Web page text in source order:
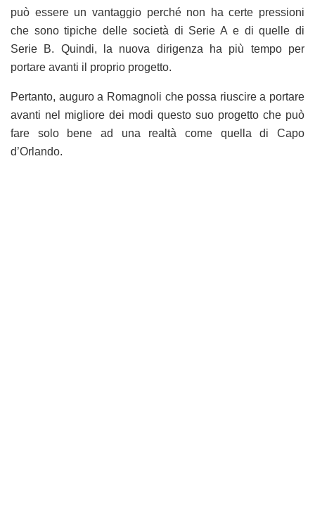
può essere un vantaggio perché non ha certe pressioni
che sono tipiche delle società di Serie A e di quelle di
Serie B. Quindi, la nuova dirigenza ha più tempo per
portare avanti il proprio progetto.
Pertanto, auguro a Romagnoli che possa riuscire a portare
avanti nel migliore dei modi questo suo progetto che può
fare solo bene ad una realtà come quella di Capo
d’Orlando.